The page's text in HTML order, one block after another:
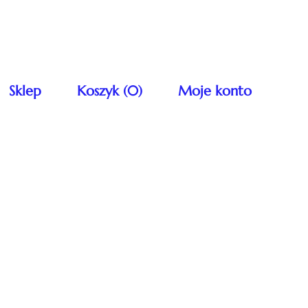
Sklep Koszyk (0) Moje konto